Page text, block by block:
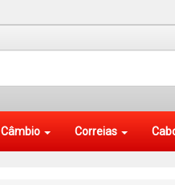
Câmbio Correias